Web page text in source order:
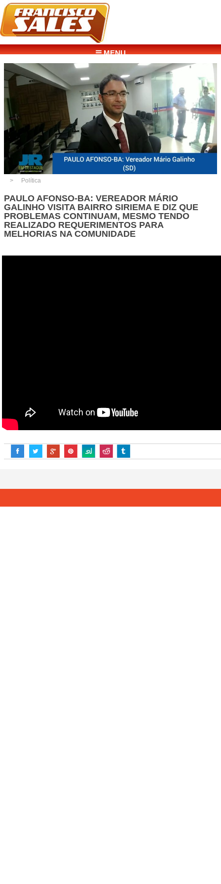
☰ MENU
Política
PAULO AFONSO-BA: VEREADOR MÁRIO
GALINHO VISITA BAIRRO SIRIEMA E DIZ QUE
PROBLEMAS CONTINUAM, MESMO TENDO
REALIZADO REQUERIMENTOS PARA
MELHORIAS NA COMUNIDADE